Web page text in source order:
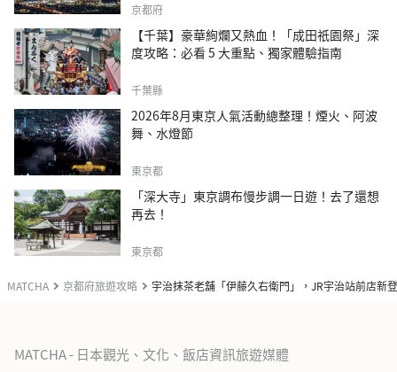
MATCHA 京都府旅遊攻略 宇治抹茶老舖「伊藤久右衛門」，JR宇治站前店新
京都府
【千葉】豪華絢爛又熱血！「成田祇園祭」深
度攻略：必看 5 大重點、獨家體驗指南
千葉縣
2026年8月東京人氣活動總整理！煙火、阿波
舞、水燈節
東京都
「深大寺」東京調布慢步調一日遊！去了還想
再去！
東京都
MATCHA - 日本觀光、文化、飯店資訊旅遊媒體